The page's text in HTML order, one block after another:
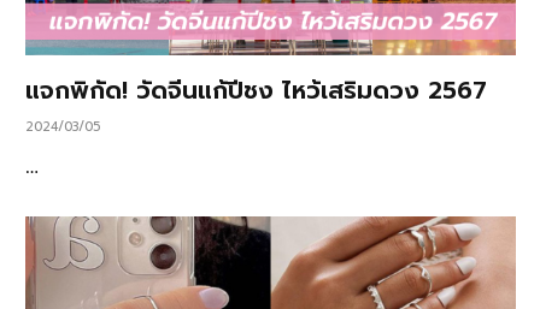
แจกพิกัด! วัดจีนแก้ปีชง ไหว้เสริมดวง 2567
2024/03/05
…